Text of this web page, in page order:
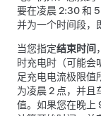
要在凌晨 2:30 和
并为一个时间段，
当您指定结束时间
时充电时（可能会
足充电电流极限值
为凌晨 2 点，并且
值。如果您在晚上